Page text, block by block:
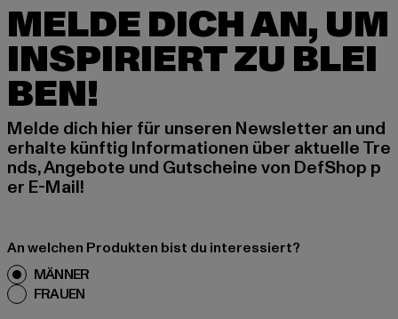
MELDE DICH AN, UM
INSPIRIERT ZU BLEI
BEN!
Melde dich hier für unseren Newsletter an und
erhalte künftig Informationen über aktuelle Tre
nds, Angebote und Gutscheine von DefShop p
er E-Mail!
An welchen Produkten bist du interessiert?
MÄNNER
FRAUEN